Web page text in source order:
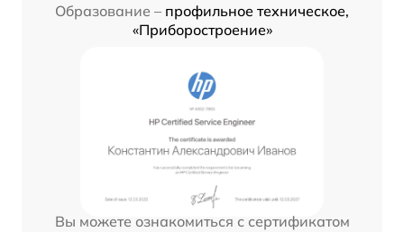
Образование – профильное техническое,
«Приборостроение»
Вы можете ознакомиться с сертификатом